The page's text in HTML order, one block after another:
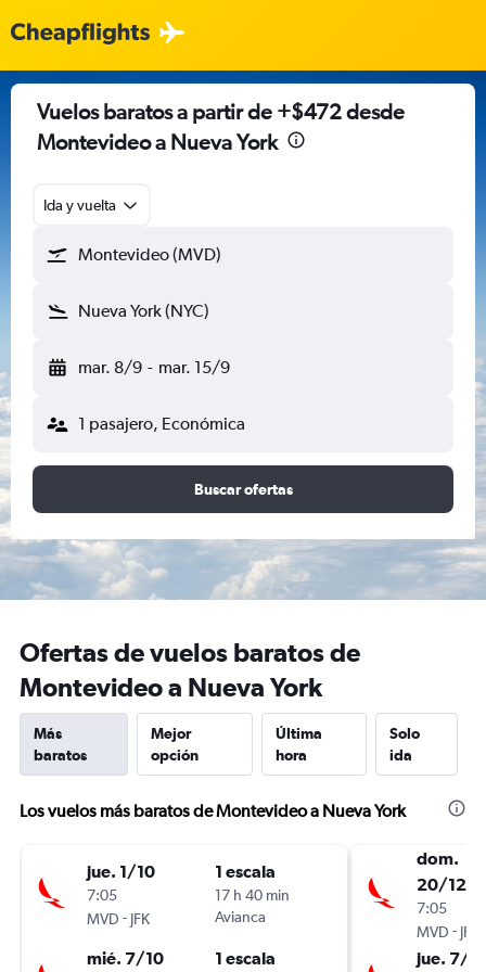
Vuelos baratos a partir de +$472 desde
Montevideo a Nueva York
Ida y vuelta
Montevideo (MVD)
Nueva York (NYC)
mar. 8/9 - mar. 15/9
1 pasajero, Económica
Buscar ofertas
Ofertas de vuelos baratos de
Montevideo a Nueva York
Más
baratos
Mejor
opción
Última
hora
Solo
ida
Los vuelos más baratos de Montevideo a Nueva York
jue. 1/10
7:05
MVD - JFK
1 escala
17 h 40 min
Avianca
mié. 7/10 1 escala
dom.
20/12
7:05
MVD - JFK
jue. 7/1